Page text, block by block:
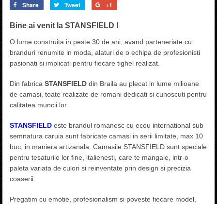
Share Tweet +1
Bine ai venit la STANSFIELD !
O lume construita in peste 30 de ani, avand parteneriate cu
branduri renumite in moda, alaturi de o echipa de profesionisti
pasionati si implicati pentru fiecare tighel realizat.
Din fabrica STANSFIELD din Braila au plecat in lume milioane
de camasi, toate realizate de romani dedicati si cunoscuti pentru
calitatea muncii lor.
STANSFIELD este brandul romanesc cu ecou international sub
semnatura caruia sunt fabricate camasi in serii limitate, max 10
buc, in maniera artizanala. Camasile STANSFIELD sunt speciale
pentru tesaturile lor fine, italienesti, care te mangaie, intr-o
paleta variata de culori si reinventate prin design si precizia
coaserii.
Pregatim cu emotie, profesionalism si poveste fiecare model,